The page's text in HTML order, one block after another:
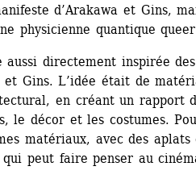
d’Arakawa et Gins,
physicienne quantique
aussi directement inspirée des
et Gins. L’idée était de
en créant un rapport
le décor et les costumes.
matériaux, avec des aplats
peut faire penser au